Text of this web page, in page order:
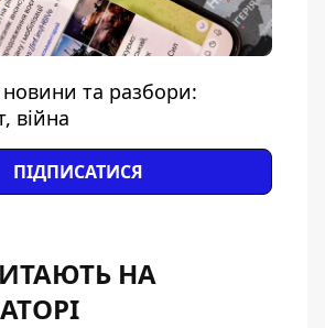
та разбори:
війна
ПІДПИСАТИСЯ
НА